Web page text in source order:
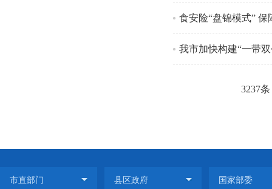
食安险“盘锦模式” 保
我市加快构建“一带
3237